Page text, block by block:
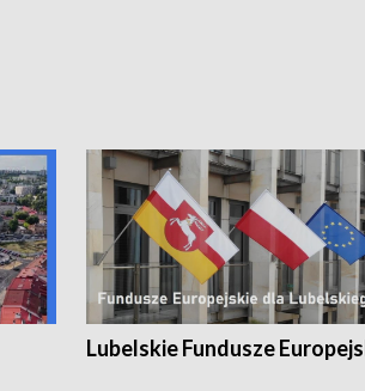
Lubelskie Fundusze